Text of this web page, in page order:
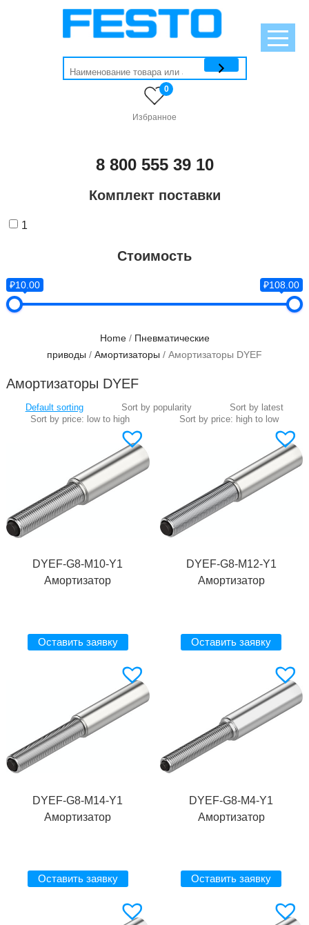
Избранное
0
8 800 555 39 10
Комплект поставки
1
Стоимость
₽10.00 ₽108.00
Home/ Пневматические
приводы / Амортизаторы / Амортизаторы DYEF
Амортизаторы DYEF
DYEF-G8-M10-Y1
Амортизатор
Оставить заявку
DYEF-G8-M12-Y1
Амортизатор
Оставить заявку
DYEF-G8-M14-Y1
Амортизатор
Оставить заявку
DYEF-G8-M4-Y1
Амортизатор
Оставить заявку